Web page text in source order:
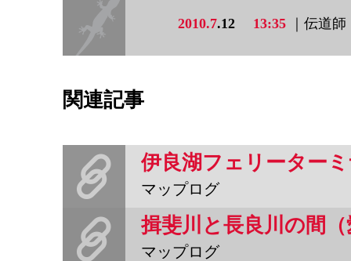
2010.7.12 13:35 ｜伝道師
関連記事
伊良湖フェリーター
マップログ
揖斐川と長良川の間
マップログ